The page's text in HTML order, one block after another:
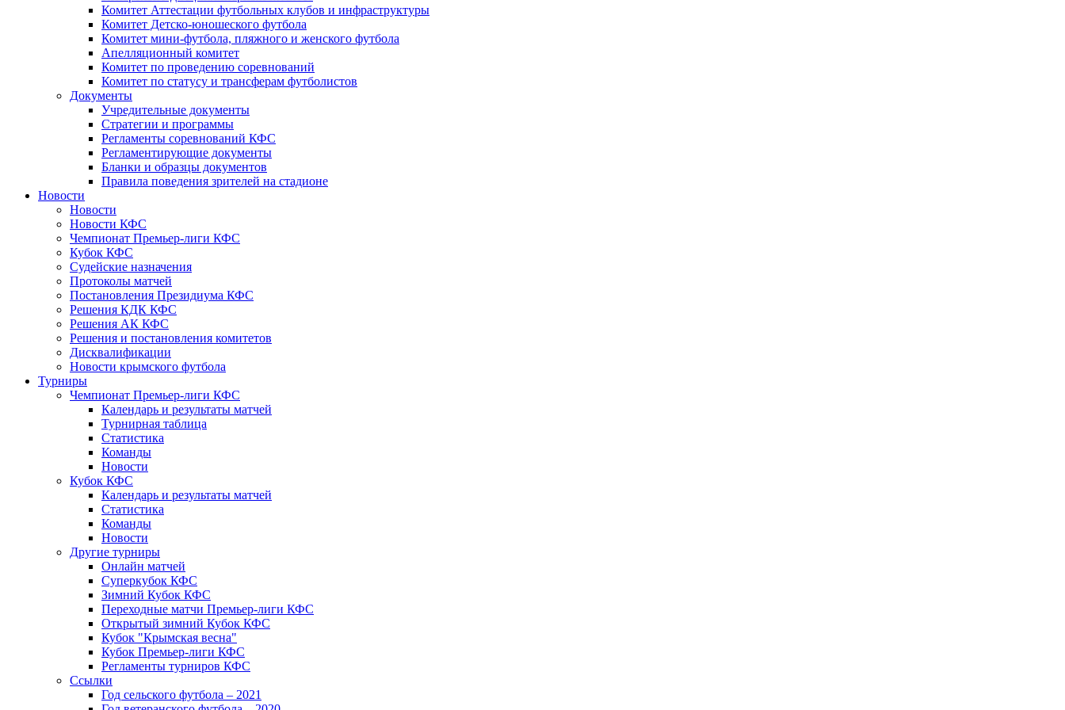
Комитет Аттестации футбольных клубов и инфраструктуры
Комитет Детско-юношеского футбола
Комитет мини-футбола, пляжного и женского футбола
Апелляционный комитет
Комитет по проведению соревнований
Комитет по статусу и трансферам футболистов
Документы
Учредительные документы
Стратегии и программы
Регламенты соревнований КФС
Регламентирующие документы
Бланки и образцы документов
Правила поведения зрителей на стадионе
Новости
Новости
Новости КФС
Чемпионат Премьер-лиги КФС
Кубок КФС
Судейские назначения
Протоколы матчей
Постановления Президиума КФС
Решения КДК КФС
Решения АК КФС
Решения и постановления комитетов
Дисквалификации
Новости крымского футбола
Турниры
Чемпионат Премьер-лиги КФС
Календарь и результаты матчей
Турнирная таблица
Статистика
Команды
Новости
Кубок КФС
Календарь и результаты матчей
Статистика
Команды
Новости
Другие турниры
Онлайн матчей
Суперкубок КФС
Зимний Кубок КФС
Переходные матчи Премьер-лиги КФС
Открытый зимний Кубок КФС
Кубок "Крымская весна"
Кубок Премьер-лиги КФС
Регламенты турниров КФС
Ссылки
Год сельского футбола – 2021